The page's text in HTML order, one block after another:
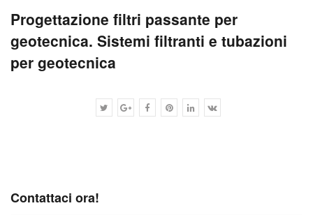
Progettazione filtri passante per
geotecnica. Sistemi filtranti e tubazioni
per geotecnica
Contattaci ora!